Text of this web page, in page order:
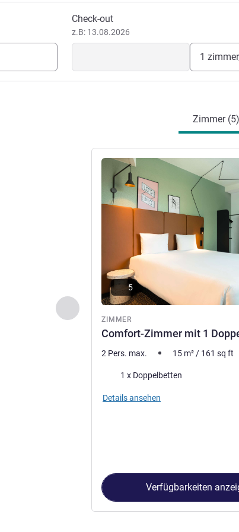
buchen Check-out
z.B: 13.08.2026
1
Zimmer (5)
Zurück - Zimmer
ZIMMER
Comfort-Zimmer mit 1
Details ansehen
5
2 Pers. max. 15 m² / 161 sq ft
Bettwäsche
1 x Doppelbetten
Details ansehen
Verfügbarkeiten